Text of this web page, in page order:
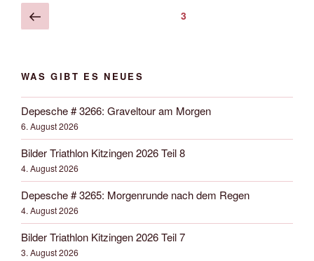
Seitennummerierung
der
Vorherige
Seite
Seite3
WAS GIBT ES NEUES
Depesche # 3266: Graveltour am Morgen
6. August 2026
Bilder Triathlon Kitzingen 2026 Teil 8
4. August 2026
Depesche # 3265: Morgenrunde nach dem Regen
4. August 2026
Bilder Triathlon Kitzingen 2026 Teil 7
3. August 2026